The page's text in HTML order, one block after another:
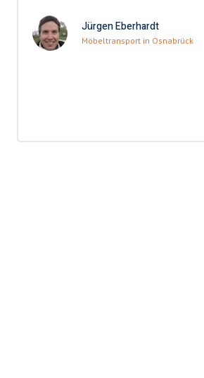
Jürgen Eberhardt
Möbeltransport in Osnabrück